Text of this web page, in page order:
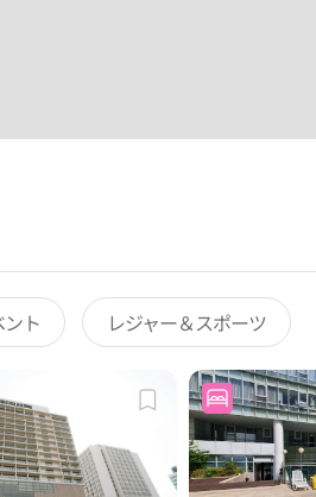
ト レジャー＆スポーツ